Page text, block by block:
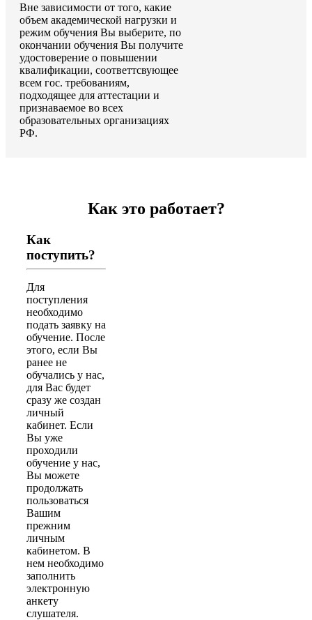
Вне зависимости от того, какие
объем академической нагрузки и
режим обучения Вы выберите, по
окончании обучения Вы получите
удостоверение о повышении
квалификации, соответтсвующее
всем гос. требованиям,
подходящее для аттестации и
признаваемое во всех
образовательных организациях
РФ.
Как это работает?
Как
поступить?
Для
поступления
необходимо
подать заявку на
обучение. После
этого, если Вы
ранее не
обучались у нас,
для Вас будет
сразу же создан
личный
кабинет. Если
Вы уже
проходили
обучение у нас,
Вы можете
продолжать
пользоваться
Вашим
прежним
личным
кабинетом. В
нем необходимо
заполнить
электронную
анкету
слушателя.